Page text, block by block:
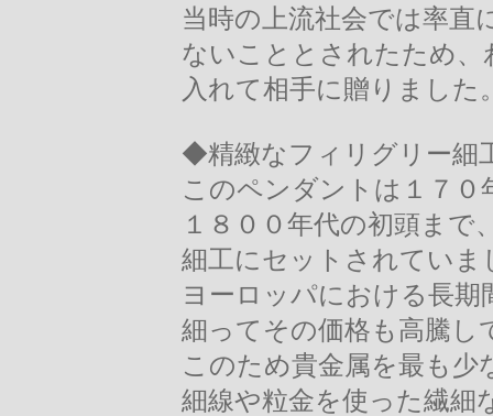
当時の上流社会では率直
ないこととされたため、
入れて相手に贈りました
◆精緻なフィリグリー細
このペンダントは１７０
１８００年代の初頭まで
細工にセットされていま
ヨーロッパにおける長期
細ってその価格も高騰し
このため貴金属を最も
細線や粒金を使った繊細